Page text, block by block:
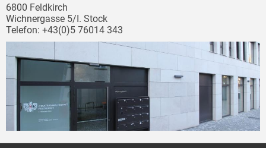
6800 Feldkirch
Wichnergasse 5/I. Stock
Telefon: +43(0)5 76014 343